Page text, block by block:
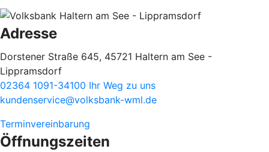
Adresse
Dorstener Straße 645, 45721 Haltern am See -
Lippramsdorf
02364 1091-34100 Ihr Weg zu uns
kundenservice@volksbank-wml.de
Terminvereinbarung
Öffnungszeiten